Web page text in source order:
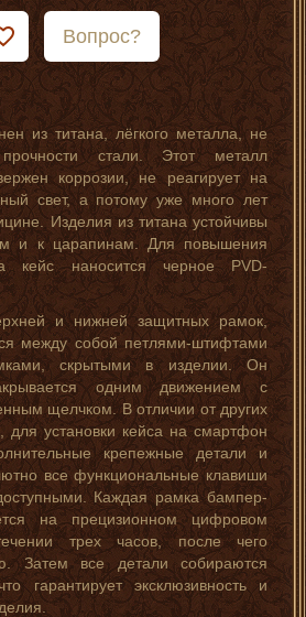
Вопрос?
из титана, лёгкого металла, не
стали. Этот металл
коррозии, не реагирует на
свет, а потому уже много лет
Изделия из титана устойчивы
и к царапинам. Для повышения
кейс наносится черное PVD-
и нижней защитных рамок,
между собой петлями-штифтами
скрытыми в изделии. Он
одним движением с
щелчком. В отличии от других
для установки кейса на смартфон
крепежные детали и
все функциональные клавиши
Каждая рамка бампер-
на прецизионном цифровом
трех часов, после чего
Затем все детали собираются
гарантирует эксклюзивность и